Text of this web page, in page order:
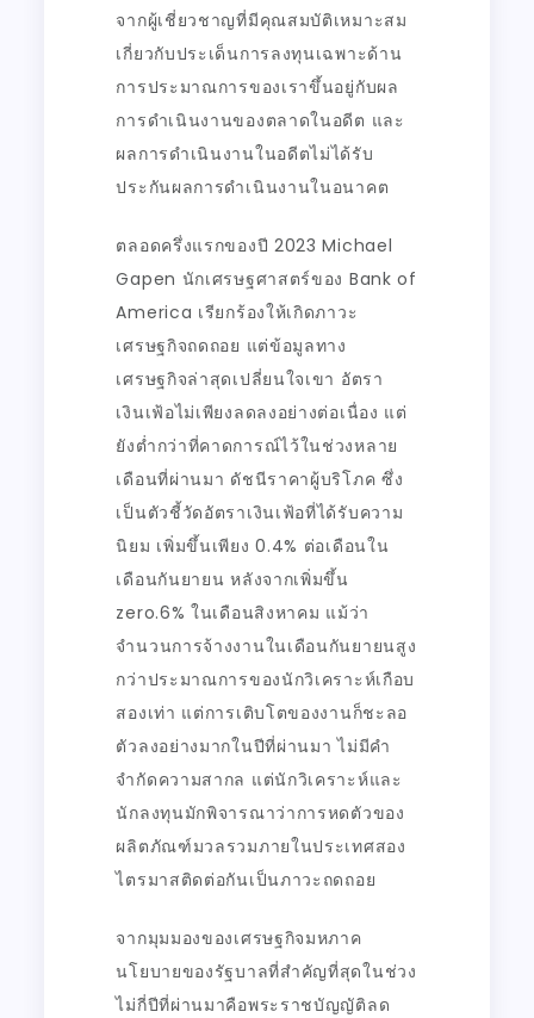
จากผู้เชี่ยวชาญที่มีคุณสมบัติเหมาะสม
เกี่ยวกับประเด็นการลงทุนเฉพาะด้าน
การประมาณการของเราขึ้นอยู่กับผล
การดำเนินงานของตลาดในอดีต และ
ผลการดำเนินงานในอดีตไม่ได้รับ
ประกันผลการดำเนินงานในอนาคต
ตลอดครึ่งแรกของปี 2023 Michael
Gapen นักเศรษฐศาสตร์ของ Bank of
America เรียกร้องให้เกิดภาวะ
เศรษฐกิจถดถอย แต่ข้อมูลทาง
เศรษฐกิจล่าสุดเปลี่ยนใจเขา อัตรา
เงินเฟ้อไม่เพียงลดลงอย่างต่อเนื่อง แต่
ยังต่ำกว่าที่คาดการณ์ไว้ในช่วงหลาย
เดือนที่ผ่านมา ดัชนีราคาผู้บริโภค ซึ่ง
เป็นตัวชี้วัดอัตราเงินเฟ้อที่ได้รับความ
นิยม เพิ่มขึ้นเพียง 0.4% ต่อเดือนใน
เดือนกันยายน หลังจากเพิ่มขึ้น
zero.6% ในเดือนสิงหาคม แม้ว่า
จำนวนการจ้างงานในเดือนกันยายนสูง
กว่าประมาณการของนักวิเคราะห์เกือบ
สองเท่า แต่การเติบโตของงานก็ชะลอ
ตัวลงอย่างมากในปีที่ผ่านมา ไม่มีคำ
จำกัดความสากล แต่นักวิเคราะห์และ
นักลงทุนมักพิจารณาว่าการหดตัวของ
ผลิตภัณฑ์มวลรวมภายในประเทศสอง
ไตรมาสติดต่อกันเป็นภาวะถดถอย
จากมุมมองของเศรษฐกิจมหภาค
นโยบายของรัฐบาลที่สำคัญที่สุดในช่วง
ไม่กี่ปีที่ผ่านมาคือพระราชบัญญัติลด